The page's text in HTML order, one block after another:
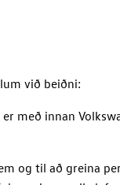
við beiðni:
með innan
og til að greina